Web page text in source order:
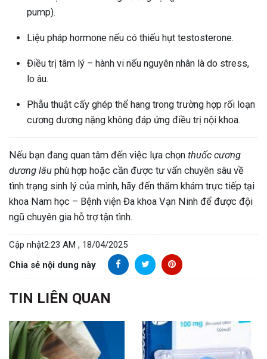
pump).
Liệu pháp hormone nếu có thiếu hụt testosterone.
Điều trị tâm lý – hành vi nếu nguyên nhân là do stress,
lo âu.
Phẫu thuật cấy ghép thể hang trong trường hợp rối loạn
cương dương nặng không đáp ứng điều trị nội khoa.
Nếu bạn đang quan tâm đến việc lựa chọn thuốc cương
dương lâu phù hợp hoặc cần được tư vấn chuyên sâu về
tình trạng sinh lý của mình, hãy đến thăm khám trực tiếp tại
khoa Nam học – Bệnh viện Đa khoa Vạn Ninh để được đội
ngũ chuyên gia hỗ trợ tận tình.
Cập nhật2:23 AM , 18/04/2025
Chia sẻ nội dung này
TIN LIÊN QUAN